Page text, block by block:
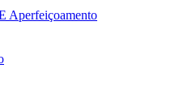
Aperfeiçoamento